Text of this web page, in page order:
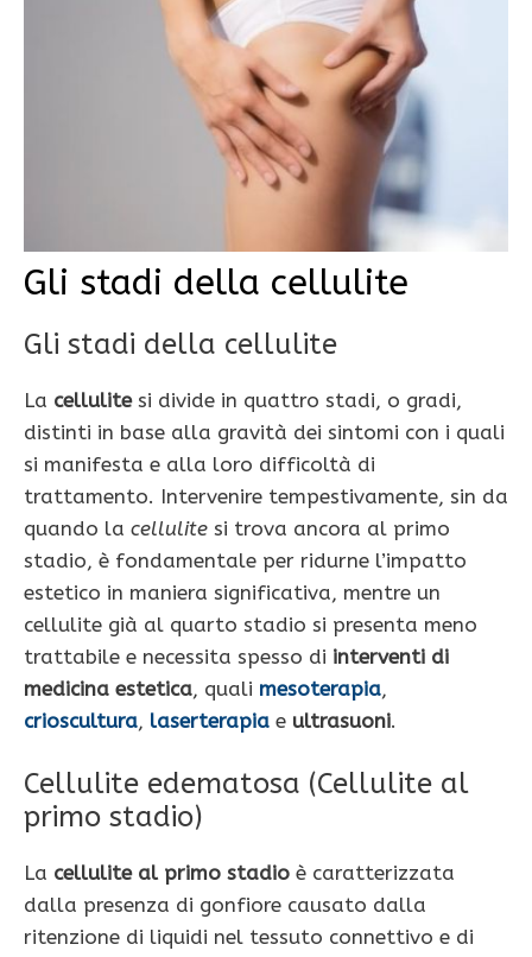
Gli stadi della cellulite
Gli stadi della cellulite
La cellulite si divide in quattro stadi, o gradi,
distinti in base alla gravità dei sintomi con i quali
si manifesta e alla loro difficoltà di
trattamento. Intervenire tempestivamente, sin da
quando la cellulite si trova ancora al primo
stadio, è fondamentale per ridurne l’impatto
estetico in maniera significativa, mentre un
cellulite già al quarto stadio si presenta meno
trattabile e necessita spesso di interventi di
medicina estetica, quali mesoterapia,
crioscultura, laserterapia e ultrasuoni.
Cellulite edematosa (Cellulite al
primo stadio)
La cellulite al primo stadio è caratterizzata
dalla presenza di gonfiore causato dalla
ritenzione di liquidi nel tessuto connettivo e di